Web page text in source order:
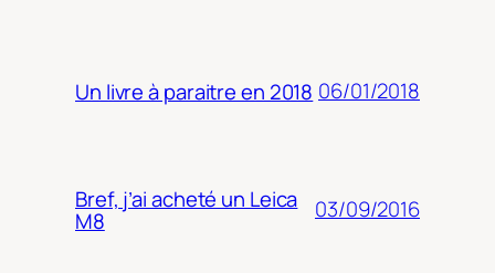
Un livre à paraitre en 2018 06/01/2018
Bref, j’ai acheté un Leica
M8 03/09/2016